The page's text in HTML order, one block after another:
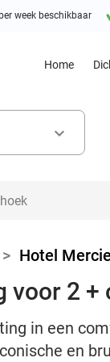
week beschikbaar
Home
keyboard_arrow_down
> Hotel
voor 2
in een
en